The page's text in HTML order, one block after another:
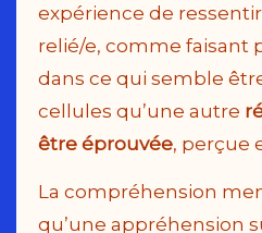
expérience de
relié/e, comme faisant
dans ce qui semble
cellules qu’une autre
être éprouvée, perçue
La compréhension
qu’une appréhension